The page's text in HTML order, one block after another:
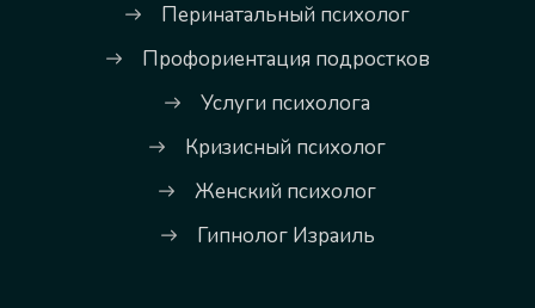
Перинатальный психолог
Профориентация подростков
Услуги психолога
Кризисный психолог
Женский психолог
Гипнолог Израиль